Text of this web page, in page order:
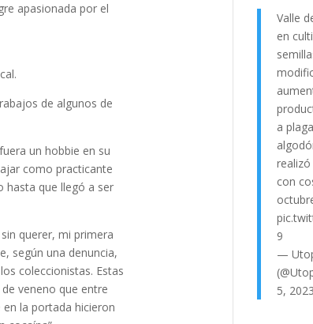
apasionada por el
de algunos de
un hobbie en su
como practicante
hasta que llegó a ser
querer, mi primera
según una denuncia,
coleccionistas. Estas
veneno que entre
la portada hicieron
Valle
en
a
con
9
—
5, 2023